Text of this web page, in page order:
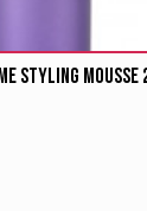
Styling Mousse